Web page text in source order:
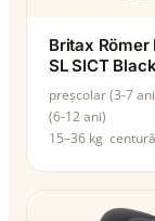
Britax Römer
SL SICT
preșcolar (3-7
(6-12 ani)
15–36 kg centură